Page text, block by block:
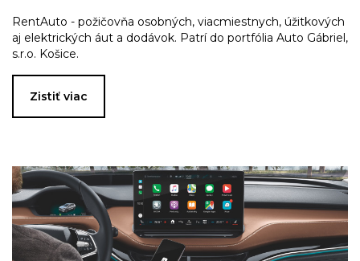
RentAuto - požičovňa osobných, viacmiestnych, úžitkových
aj elektrických áut a dodávok. Patrí do portfólia Auto Gábriel,
s.r.o. Košice.
Zistiť viac